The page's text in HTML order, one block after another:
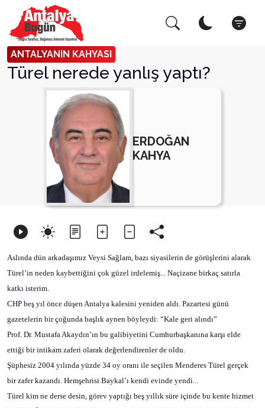
ANTALYANIN KAHYASI
Türel nerede yanlış yaptı?
ERDOĞAN
KAHYA
Aslında dün arkadaşımız Veysi Sağlam, bazı siyasilerin de görüşlerini alarak
Türel’in neden kaybettiğini çok güzel irdelemiş... Naçizane birkaç satırla
katkı isterim.
CHP beş yıl önce düşen Antalya kalesini yeniden aldı. Pazartesi günü
gazetelerin bir çoğunda başlık aynen böyleydi: “Kale geri alındı”
Prof. Dr. Mustafa Akaydın’ın bu galibiyetini Cumhurbaşkanına karşı elde
ettiği bir intikam zaferi olarak değerlendirenler de oldu.
Şüphesiz 2004 yılında yüzde 34 oy oranı ile seçilen Menderes Türel gerçek
bir zafer kazandı. Hemşehrisi Baykal’ı kendi evinde yendi...
Türel kim ne derse desin, görev yaptığı beş yıllık süre içinde bu kente hizmet
Arama Yap! Kapat